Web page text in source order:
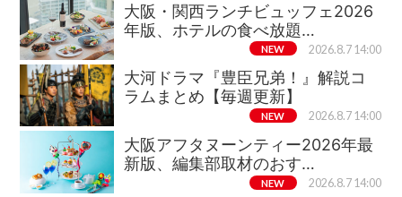
大阪・関西ランチビュッフェ2026
年版、ホテルの食べ放題…
NEW 2026.8.7 14:00
大河ドラマ『豊臣兄弟！』解説コ
ラムまとめ【毎週更新】
NEW 2026.8.7 14:00
大阪アフタヌーンティー2026年最
新版、編集部取材のおす…
NEW 2026.8.7 14:00